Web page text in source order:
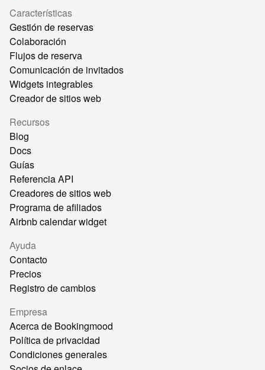
Características
Gestión de reservas
Colaboración
Flujos de reserva
Comunicación de invitados
Widgets integrables
Creador de sitios web
Recursos
Blog
Docs
Guías
Referencia API
Creadores de sitios web
Programa de afiliados
Airbnb calendar widget
Ayuda
Contacto
Precios
Registro de cambios
Empresa
Acerca de Bookingmood
Política de privacidad
Condiciones generales